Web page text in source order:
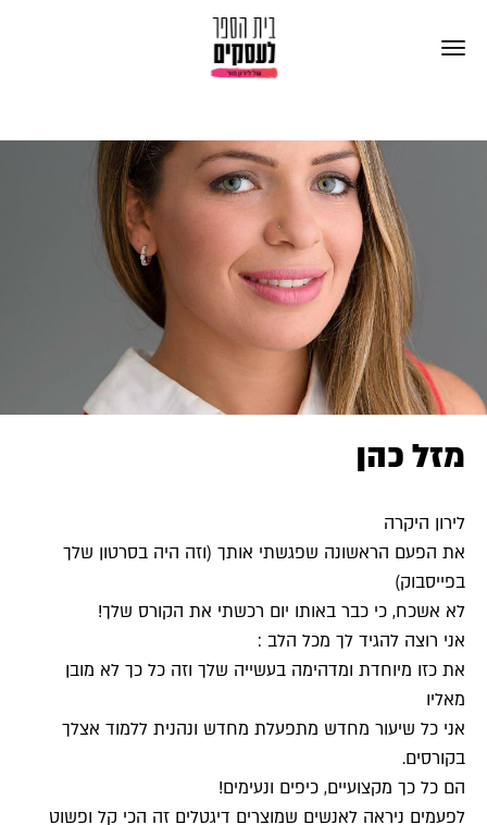
מזל כהן
לירון היקרה
את הפעם הראשונה שפגשתי אותך (וזה היה בסרטון שלך
בפייסבוק)
לא אשכח, כי כבר באותו יום רכשתי את הקורס שלך!
אני רוצה להגיד לך מכל הלב :
את כזו מיוחדת ומדהימה בעשייה שלך וזה כל כך לא מובן
מאליו
אני כל שיעור מחדש מתפעלת מחדש ונהנית ללמוד אצלך
בקורסים.
הם כל כך מקצועיים, כיפים ונעימים!
לפעמים ניראה לאנשים שמוצרים דיגטלים זה הכי קל ופשוט